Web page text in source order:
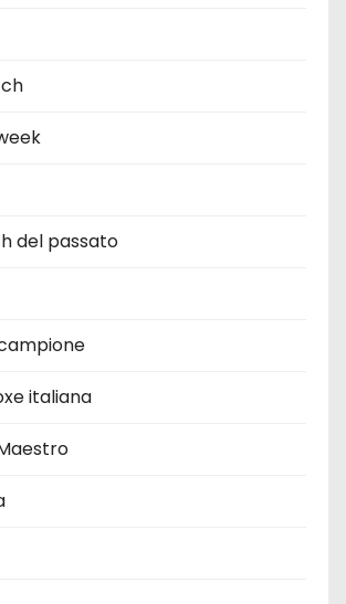
del passato
italiana